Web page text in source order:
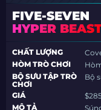
FIVE-SEVEN
HYPER
CHẤT LƯỢNG
HÒM TRÒ CHƠI
BỘ SƯU TẬP TRÒ
CHƠI
Bộ
GIÁ
MÔ TẢ